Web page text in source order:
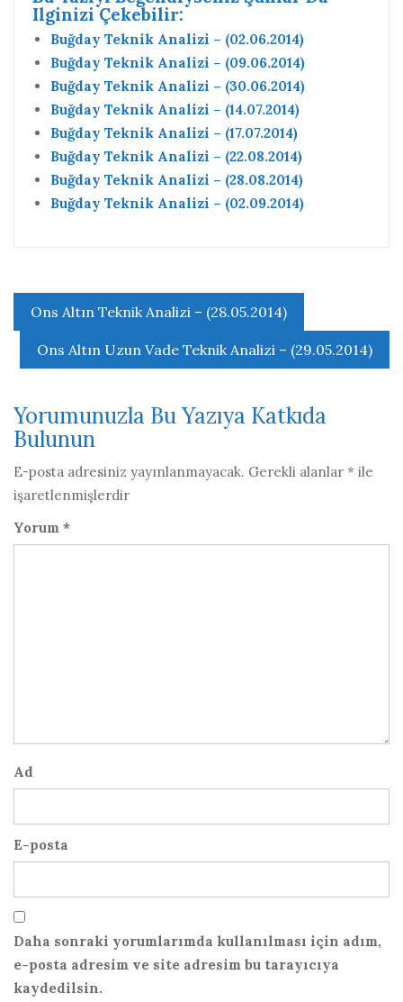
Ilginizi Çekebilir:
Buğday Teknik Analizi – (02.06.2014)
Buğday Teknik Analizi – (09.06.2014)
Buğday Teknik Analizi – (30.06.2014)
Buğday Teknik Analizi – (14.07.2014)
Buğday Teknik Analizi – (17.07.2014)
Buğday Teknik Analizi – (22.08.2014)
Buğday Teknik Analizi – (28.08.2014)
Buğday Teknik Analizi – (02.09.2014)
Yazı
gezinmesi
Ons Altın Teknik Analizi – (28.05.2014)
Ons Altın Uzun Vade Teknik Analizi – (29.05.2014)
Yorumunuzla Bu Yazıya Katkıda
Bulunun
E-posta adresiniz yayınlanmayacak. Gerekli alanlar * ile
işaretlenmişlerdir
Yorum *
Ad
E-posta
Daha sonraki yorumlarımda kullanılması için adım,
e-posta adresim ve site adresim bu tarayıcıya
kaydedilsin.